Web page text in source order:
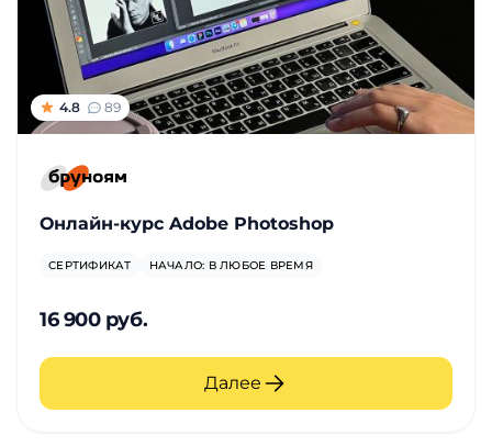
4.8 89
Онлайн-курс Adobe Photoshop
СЕРТИФИКАТ НАЧАЛО: В ЛЮБОЕ ВРЕМЯ
16 900 руб.
Далее